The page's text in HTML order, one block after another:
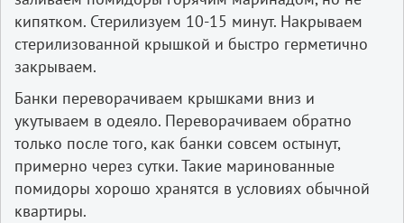
кипятком. Стерилизуем 10-15 минут. Накрываем
стерилизованной крышкой и быстро герметично
закрываем.
Банки переворачиваем крышками вниз и
укутываем в одеяло. Переворачиваем обратно
только после того, как банки совсем остынут,
примерно через сутки. Такие маринованные
помидоры хорошо хранятся в условиях обычной
квартиры.